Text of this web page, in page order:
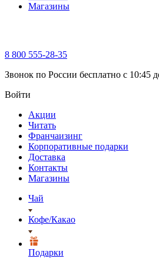
Магазины
8 800 555-28-35
Звонок по России бесплатно c 10:45
Войти
Акции
Читать
Франчаизинг
Корпоративные подарки
Доставка
Контакты
Магазины
Чай
Кофе/Какао
Подарки